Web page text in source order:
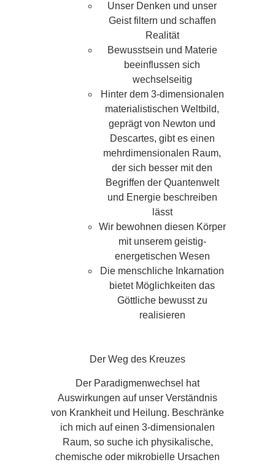
Unser Denken und unser
Geist filtern und schaffen
Realität
Bewusstsein und Materie
beeinflussen sich
wechselseitig
Hinter dem 3-dimensionalen
materialistischen Weltbild,
geprägt von Newton und
Descartes, gibt es einen
mehrdimensionalen Raum,
der sich besser mit den
Begriffen der Quantenwelt
und Energie beschreiben
lässt
Wir bewohnen diesen Körper
mit unserem geistig-
energetischen Wesen
Die menschliche Inkarnation
bietet Möglichkeiten das
Göttliche bewusst zu
realisieren
Der Weg des Kreuzes
Der Paradigmenwechsel hat
Auswirkungen auf unser Verständnis
von Krankheit und Heilung. Beschränke
ich mich auf einen 3-dimensionalen
Raum, so suche ich physikalische,
chemische oder mikrobielle Ursachen